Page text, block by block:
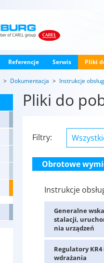
Referencje Serwis Pliki
Dokumentacja Instrukcje
Pliki do
Filtry:
Obrotowe
Instrukcje
Ge­ne­ral­ne
sta­la­cji,
nia urzą­dzeń
Re­gu­la­to­ry
wdra­ża­nia